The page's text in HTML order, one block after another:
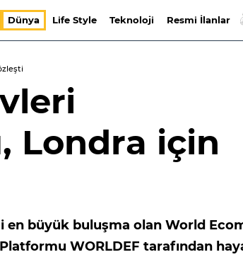
Dünya Life Style Teknoloji Resmi İlanlar
Londra için
büyük buluşma olan World
WORLDEF tarafından